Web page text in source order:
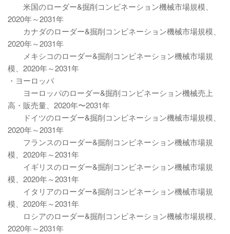
米国のローダー&掘削コンビネーション機械市場規模、
2020年～2031年
カナダのローダー&掘削コンビネーション機械市場規模、
2020年～2031年
メキシコのローダー&掘削コンビネーション機械市場規
模、2020年～2031年
・ヨーロッパ
ヨーロッパのローダー&掘削コンビネーション機械売上
高・販売量、2020年〜2031年
ドイツのローダー&掘削コンビネーション機械市場規模、
2020年～2031年
フランスのローダー&掘削コンビネーション機械市場規
模、2020年～2031年
イギリスのローダー&掘削コンビネーション機械市場規
模、2020年～2031年
イタリアのローダー&掘削コンビネーション機械市場規
模、2020年～2031年
ロシアのローダー&掘削コンビネーション機械市場規模、
2020年～2031年